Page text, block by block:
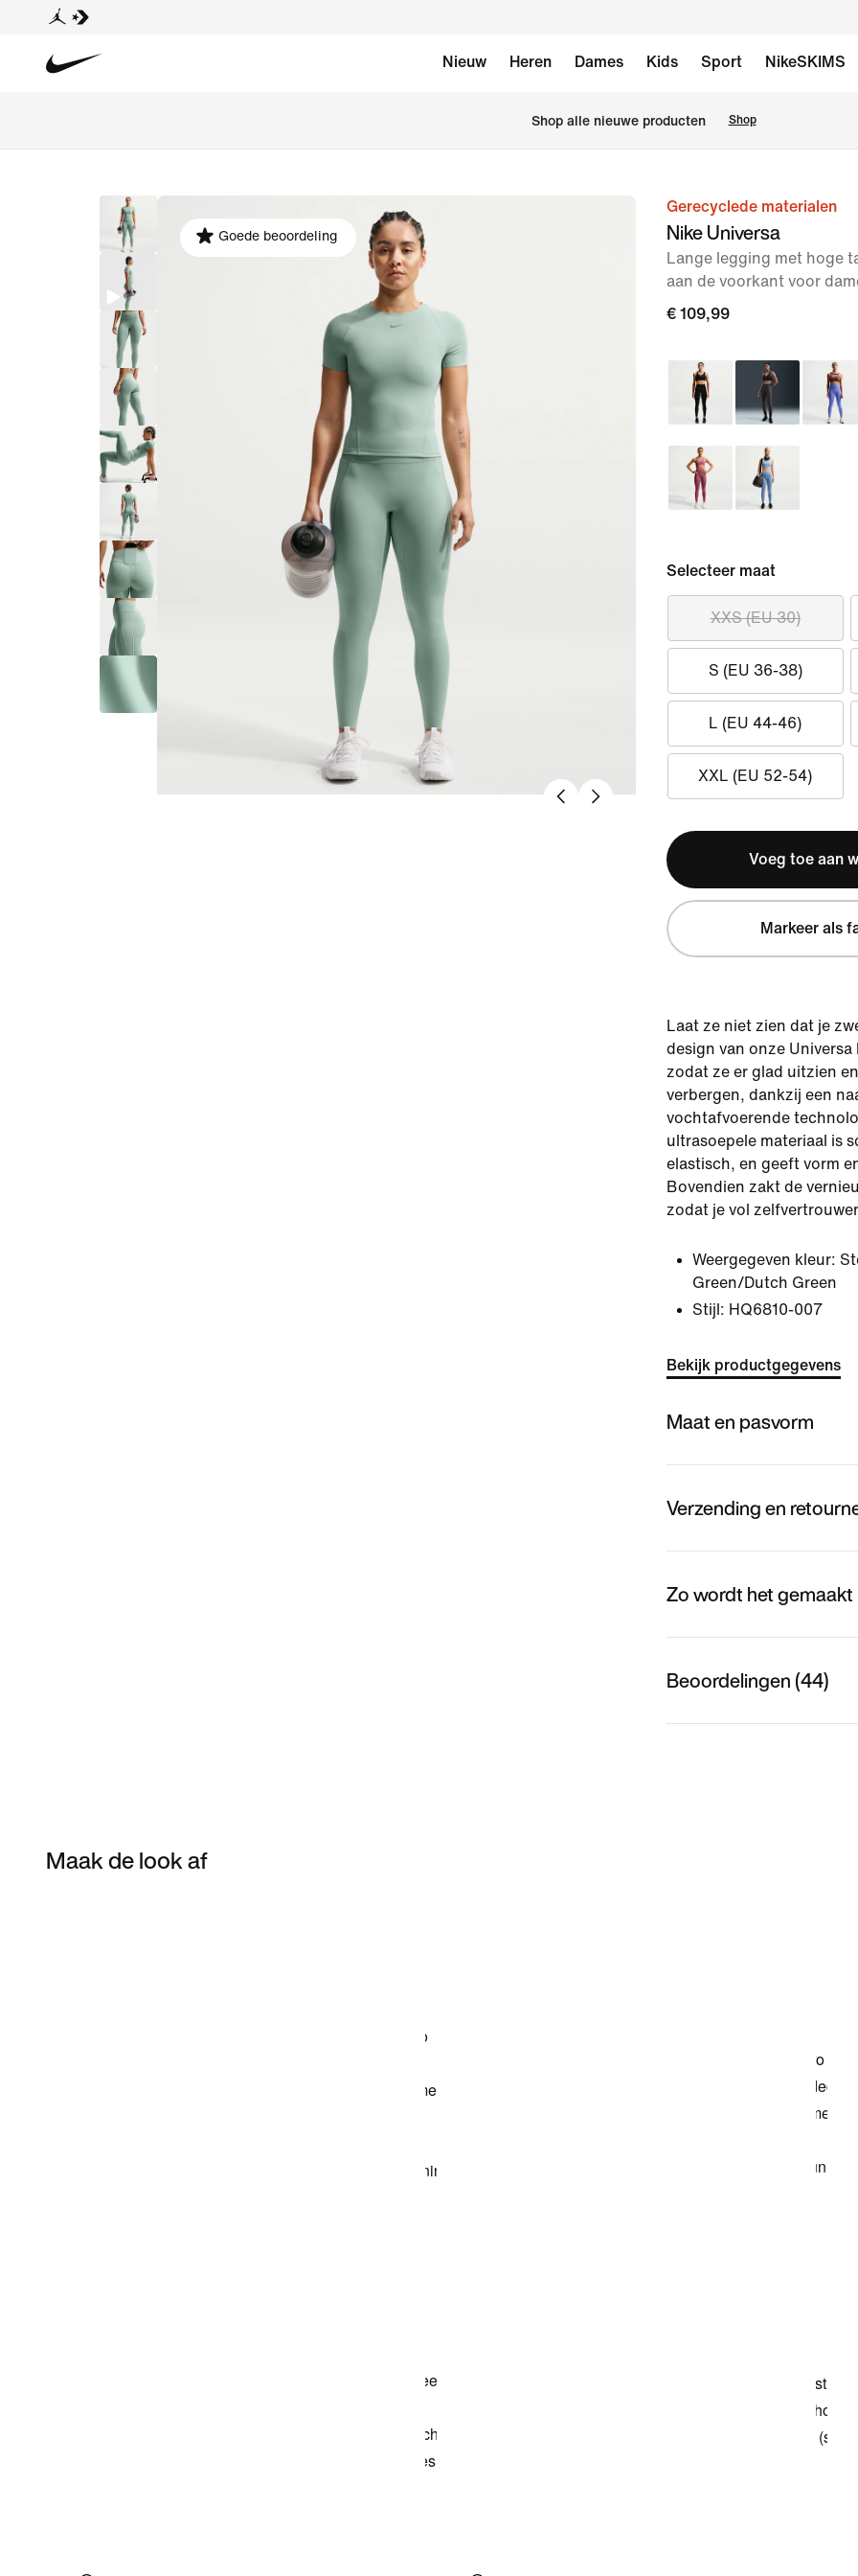
Nieuw Heren Dames Kids Sport NikeSKIMS
Shop alle nieuwe producten Shop
afbeelding
Goede beoordeling
Gerecyclede materialen
Nike Universa
Lange legging met hoge
aan de voorkant voor
€ 109,99
Selecteer maat
XXS (EU 30)
S (EU 36-38)
L (EU 44-46)
XXL (EU 52-54)
Voeg toe aan
Markeer als
Laat ze niet zien dat je
design van onze
zodat ze er glad uitzien
verbergen, dankzij een
vochtafvoerende
ultrasoepele materiaal is
elastisch, en geeft vorm
Bovendien zakt de
zodat je vol
Weergegeven kleur:
Green/Dutch Green
Stijl: HQ6810-007
Bekijk productgegevens
Maat en pasvorm
Verzending en
Zo wordt het gemaakt
Beoordelingen (44)
Maak de look af